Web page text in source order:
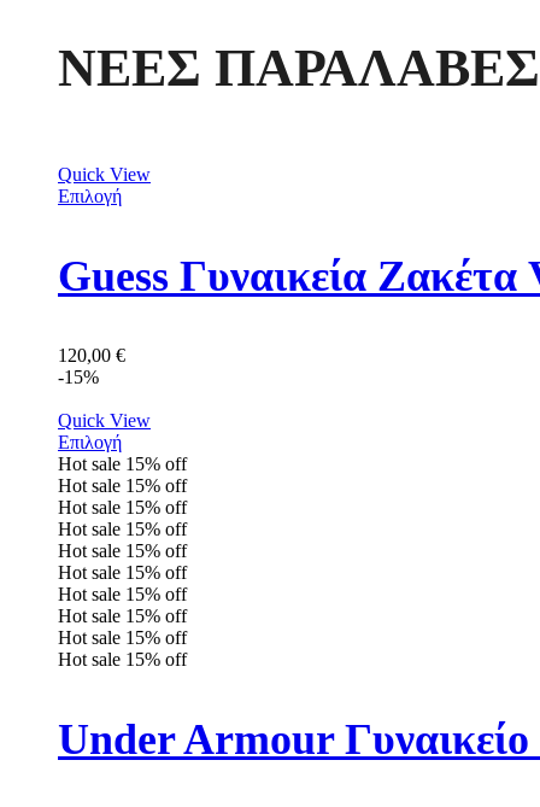
ΝΕΕΣ ΠΑΡΑΛΑΒΕΣ
Quick View
Επιλογή
Guess Γυναικεία
120,00 €
-15%
Quick View
Επιλογή
Hot sale 15% off
Hot sale 15% off
Hot sale 15% off
Hot sale 15% off
Hot sale 15% off
Hot sale 15% off
Hot sale 15% off
Hot sale 15% off
Hot sale 15% off
Hot sale 15% off
Under Armour